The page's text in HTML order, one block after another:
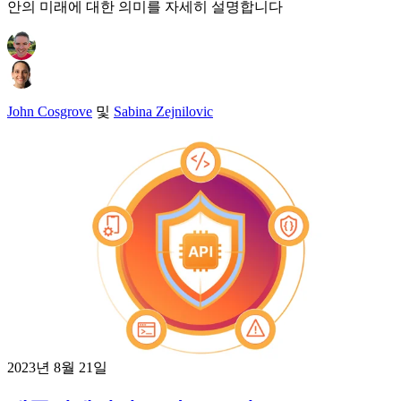
안의 미래에 대한 의미를 자세히 설명합니다
John Cosgrove 및 Sabina Zejnilovic
2023년 8월 21일